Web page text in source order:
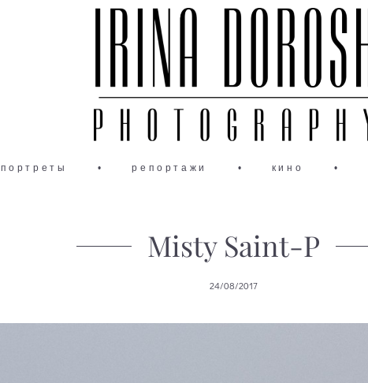
портреты • репортажи • кино •
Misty Saint-P
24/08/2017